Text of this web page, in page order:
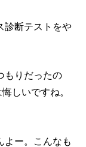
診断テストをや
もりだったの
しいですね。
よー。こんなも